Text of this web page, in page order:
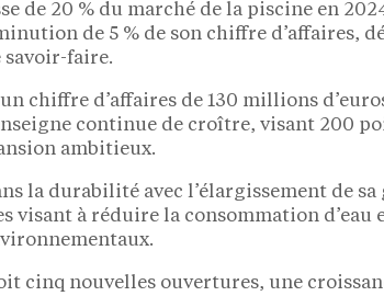
de 20 % du marché de la piscine en
de 5 % de son chiffre d’affaires,
savoir-faire.
chiffre d’affaires de 130 millions
continue de croître, visant 200
ambitieux.
la durabilité avec l’élargissement de sa
visant à réduire la consommation d’eau
cinq nouvelles ouvertures, une